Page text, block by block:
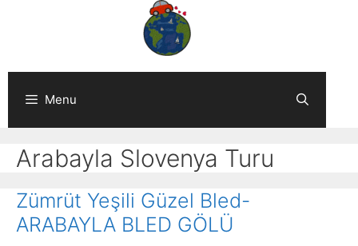
Menu
Arabayla Slovenya Turu
Zümrüt Yeşili Güzel Bled-
ARABAYLA BLED GÖLÜ